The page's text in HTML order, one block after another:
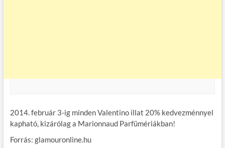
2014. február 3-ig minden Valentino illat 20% kedvezménnyel
kapható, kizárólag a Marionnaud Parfümériákban!
Forrás: glamouronline.hu